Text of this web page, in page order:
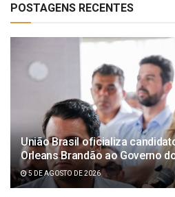
POSTAGENS RECENTES
União Brasil oficializa
Orleans Brandão ao Governo
5 DE AGOSTO DE 2026